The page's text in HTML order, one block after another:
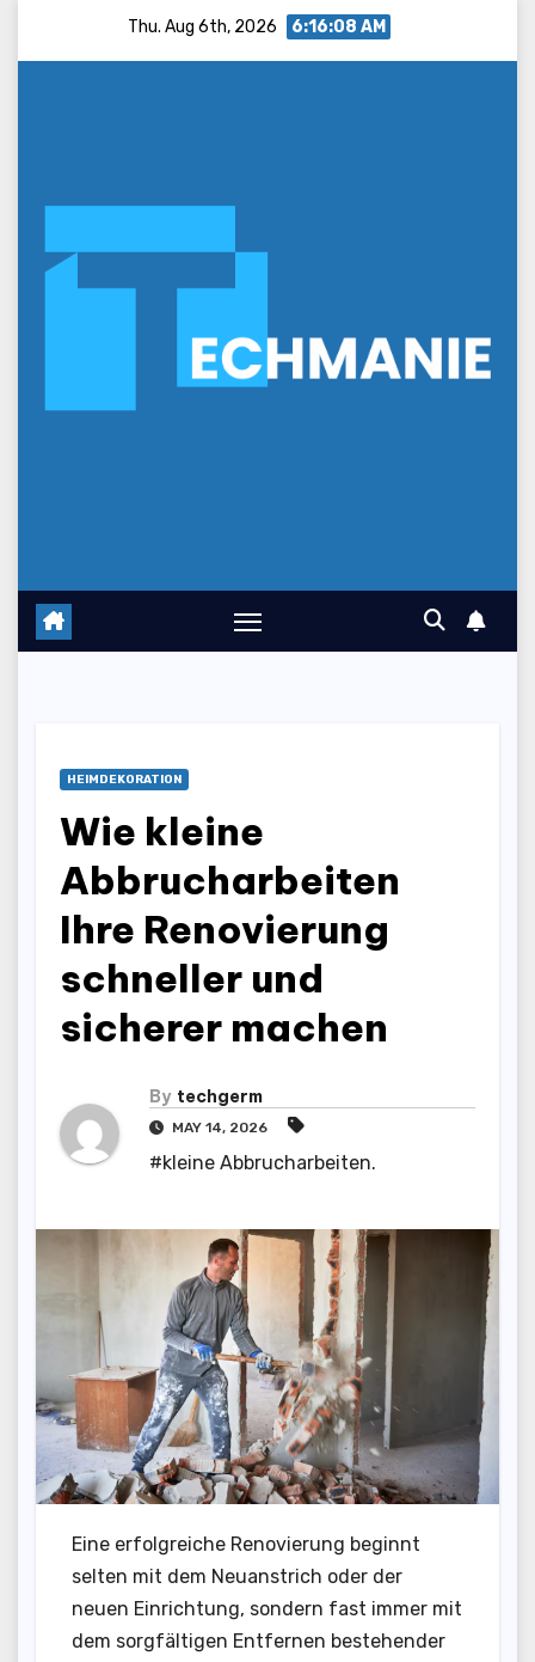
Thu. Aug 6th, 2026 6:16:09 AM
HEIMDEKORATION
Wie kleine
Abbrucharbeiten
Ihre Renovierung
schneller und
sicherer machen
By techgerm
MAY 14, 2026
#kleine Abbrucharbeiten.
Eine erfolgreiche Renovierung beginnt
selten mit dem Neuanstrich oder der
neuen Einrichtung, sondern fast immer mit
dem sorgfältigen Entfernen bestehender